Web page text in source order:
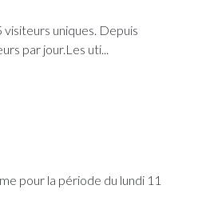
uniques. Depuis
par jour.Les uti...
pour la période du lundi 11